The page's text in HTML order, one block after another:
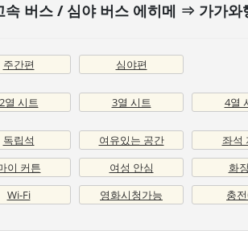
속 버스 / 심야 버스 에히메 ⇒ 가가와
주간편 심야편
2열 시트 3열 시트 4열
독립석 여유있는 공간
좌석
이 커튼
여성 안심
화
Wi-Fi
영화시청가능 충